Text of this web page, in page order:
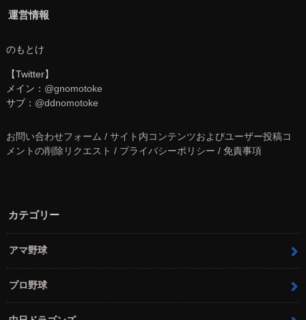
運営情報
のもとけ
【Twitter】
メイン： @gnomotoke
サブ： @ddnomotoke
お問い合わせフォーム / サイト内コンテンツおよびユーザー投稿コ
メントの削除リクエスト / プライバシーポリシー / 免責事項
カテゴリー
アマ野球
プロ野球